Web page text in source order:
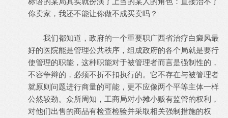
你卖家，我还不能让你做不成买卖吗？
我们都知道，政府的一个重要职广西省治疗白癜风最
好的医院能是管理公共秩序，组成政府的各个局就是要行
使管理的职能，这种职能对于被管理者而言是强制性的，
不容争辩的，必须不折不扣执行的。它不存在与被管理者
就原则问题进行商量的可能，更不应像两个平等主体一样
公然较劲。众所周知，工商局对小摊小贩有监管的权利，
对他们出售的商品有检查检验并采取相关强制措施的权